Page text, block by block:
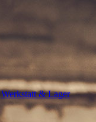
Werkstatt & Lager